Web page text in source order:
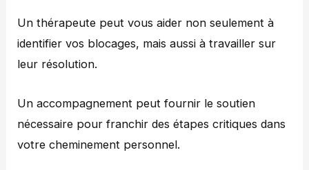
Un thérapeute peut vous aider non seulement à
identifier vos blocages, mais aussi à travailler sur
leur résolution.
Un accompagnement peut fournir le soutien
nécessaire pour franchir des étapes critiques dans
votre cheminement personnel.